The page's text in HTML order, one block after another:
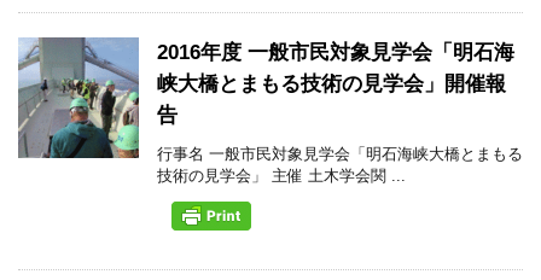
2016年度 一般市民対象見学会「明石海
峡大橋とまもる技術の見学会」開催報
告
行事名 一般市民対象見学会「明石海峡大橋とまもる
技術の見学会」 主催 土木学会関 ...